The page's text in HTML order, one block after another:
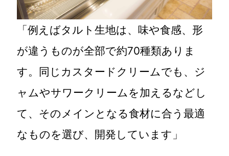
「例えばタルト生地は、味や食感、形
が違うものが全部で約70種類ありま
す。同じカスタードクリームでも、ジ
ャムやサワークリームを加えるなどし
て、そのメインとなる食材に合う最適
なものを選び、開発しています」